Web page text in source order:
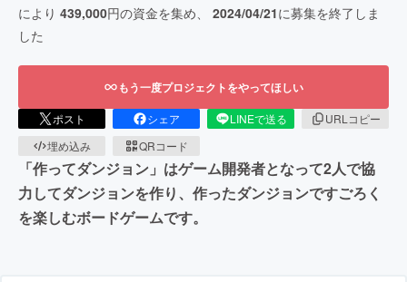
により 439,000円の資金を集め、 2024/04/21に募集を終了しま
した
もう一度プロジェクトをやってほしい
ポスト シェア LINEで送る
URLコピー
埋め込み
QRコード
「作ってダンジョン」はゲーム開発者となって2人で協
力してダンジョンを作り、作ったダンジョンですごろく
を楽しむボードゲームです。